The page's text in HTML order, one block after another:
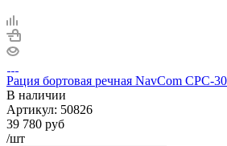
Рация бортовая речная NavCom CPC-
В наличии
Артикул: 50826
39 780 руб
/шт